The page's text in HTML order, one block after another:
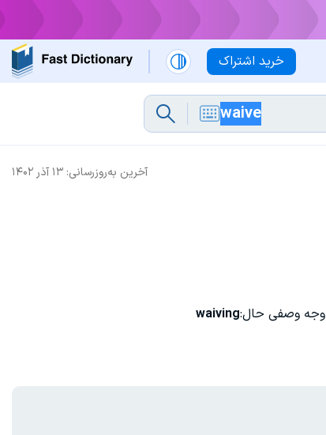
خرید اشتراک
آخرین به‌روزرسانی: ۱۳ آذر ۱۴۰۲
وجه وصفی حال:waiving